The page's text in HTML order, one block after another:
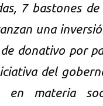
7 bastones
una
donativo por
del
en materia